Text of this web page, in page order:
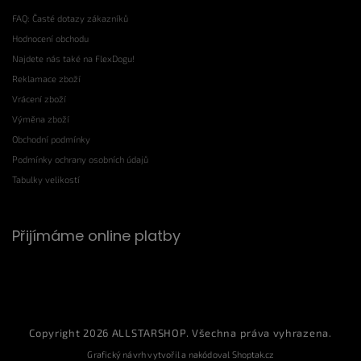
FAQ: Časté dotazy zákazníků
Hodnocení obchodu
Najdete nás také na FlexDogu!
Reklamace zboží
Vrácení zboží
Výměna zboží
Obchodní podmínky
Podmínky ochrany osobních údajů
Tabulky velikostí
Přijímáme online platby
Copyright 2026 ALLSTARSHOP. Všechna práva vyhrazena.
Grafický návrh vytvořil a nakódoval Shoptak.cz